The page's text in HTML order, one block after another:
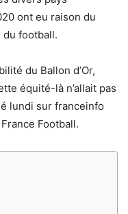
ont eu raison du
football.
du Ballon d’Or,
équité-là n’allait pas
lundi sur franceinfo
Football.